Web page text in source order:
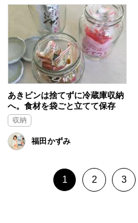
あきビンは捨てずに冷蔵庫収納
へ。食材を袋ごと立てて保存
収納
福田かずみ
1 2 3